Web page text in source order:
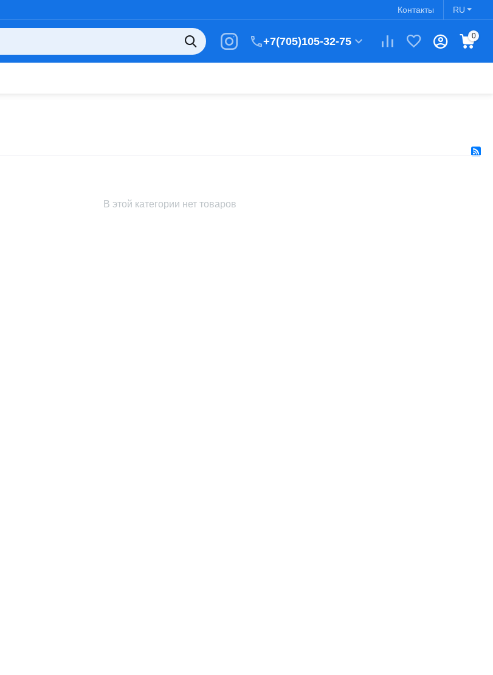
RU
Контакты
+7(705)105-32-75 0
В этой категории нет товаров